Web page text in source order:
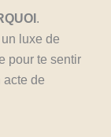
.
un luxe de
pour te sentir
acte de